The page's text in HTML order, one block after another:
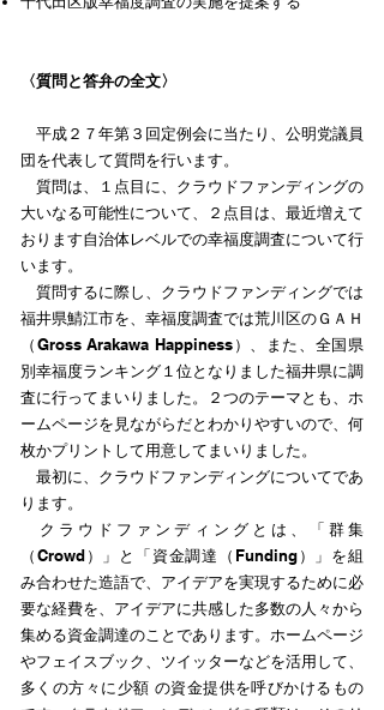
〈質問と答弁の全文〉
平成２７年第３回定例会に当たり、公明党議員
団を代表して質問を行います。
質問は、１点目に、クラウドファンディングの
大いなる可能性について、２点目は、最近増えて
おります自治体レベルでの幸福度調査について行
います。
質問するに際し、クラウドファンディングでは
福井県鯖江市を、幸福度調査では荒川区のＧＡＨ
（Gross Arakawa Happiness）、また、全国県
別幸福度ランキング１位となりました福井県に調
査に行ってまいりました。２つのテーマとも、ホ
ームページを見ながらだとわかりやすいので、何
枚かプリントして用意してまいりました。
最初に、クラウドファンディングについてであ
ります。
クラウドファンディングとは、「群集
（Crowd）」と「資金調達（Funding）」を組
み合わせた造語で、アイデアを実現するために必
要な経費を、アイデアに共感した多数の人々から
集める資金調達のことであります。ホームページ
やフェイスブック、ツイッターなどを活用して、
多くの方々に少額 の資金提供を呼びかけるもの